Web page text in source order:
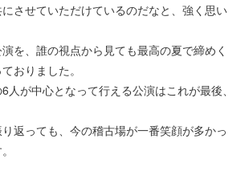
させていただけているのだなと、強く思い
を、誰の視点から見ても最高の夏で締めく
おりました。
人が中心となって行える公演はこれが最後、
返っても、今の稽古場が一番笑顔が多かっ